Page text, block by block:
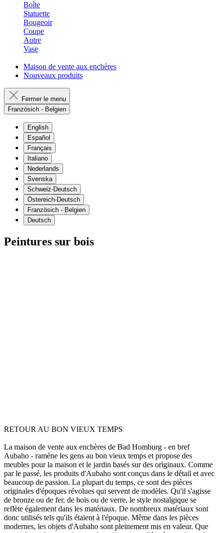
Boîte
Statuette
Bougeoir
Coupe
Autre
Vase
Maison de vente aux enchères
Nouveaux produits
Fermer le menu
Französich - Belgien
English
Español
Français
Italiano
Nederlands
Svenska
Schweiz-Deutsch
Östereich-Deutsch
Französich - Belgien
Deutsch
Peintures sur bois
RETOUR AU BON VIEUX TEMPS
La maison de vente aux enchères de Bad Homburg - en bref
Aubaho - ramène les gens au bon vieux temps et propose des
meubles pour la maison et le jardin basés sur des originaux. Comme
par le passé, les produits d'Aubaho sont conçus dans le détail et avec
beaucoup de passion. La plupart du temps, ce sont des pièces
originales d'époques révolues qui servent de modèles. Qu'il s'agisse
de bronze ou de fer, de bois ou de verre, le style nostalgique se
reflète également dans les matériaux. De nombreux matériaux sont
donc utilisés tels qu'ils étaient à l'époque. Même dans les pièces
modernes, les objets d'Aubaho sont pleinement mis en valeur. Que